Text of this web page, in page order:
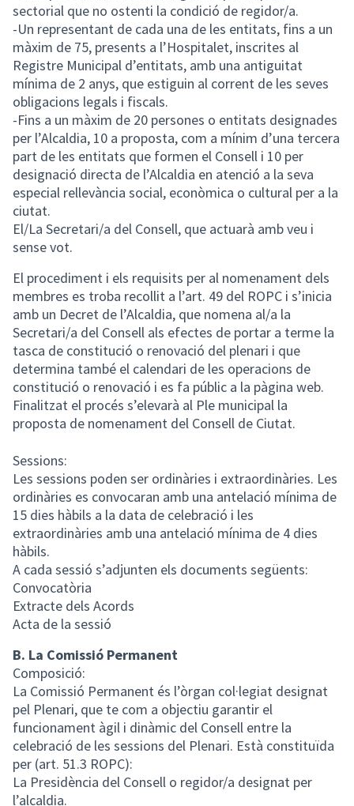
sectorial que no ostenti la condició de regidor/a.
-Un representant de cada una de les entitats, fins a un
màxim de 75, presents a l’Hospitalet, inscrites al
Registre Municipal d’entitats, amb una antiguitat
mínima de 2 anys, que estiguin al corrent de les seves
obligacions legals i fiscals.
-Fins a un màxim de 20 persones o entitats designades
per l’Alcaldia, 10 a proposta, com a mínim d’una tercera
part de les entitats que formen el Consell i 10 per
designació directa de l’Alcaldia en atenció a la seva
especial rellevància social, econòmica o cultural per a la
ciutat.
El/La Secretari/a del Consell, que actuarà amb veu i
sense vot.
El procediment i els requisits per al nomenament dels
membres es troba recollit a l’art. 49 del ROPC i s’inicia
amb un Decret de l’Alcaldia, que nomena al/a la
Secretari/a del Consell als efectes de portar a terme la
tasca de constitució o renovació del plenari i que
determina també el calendari de les operacions de
constitució o renovació i es fa públic a la pàgina web.
Finalitzat el procés s’elevarà al Ple municipal la
proposta de nomenament del Consell de Ciutat.
Sessions:
Les sessions poden ser ordinàries i extraordinàries. Les
ordinàries es convocaran amb una antelació mínima de
15 dies hàbils a la data de celebració i les
extraordinàries amb una antelació mínima de 4 dies
hàbils.
A cada sessió s’adjunten els documents següents:
Convocatòria
Extracte dels Acords
Acta de la sessió
B. La Comissió Permanent
Composició:
La Comissió Permanent és l’òrgan col·legiat designat
pel Plenari, que te com a objectiu garantir el
funcionament àgil i dinàmic del Consell entre la
celebració de les sessions del Plenari. Està constituïda
per (art. 51.3 ROPC):
La Presidència del Consell o regidor/a designat per
l’alcaldia.